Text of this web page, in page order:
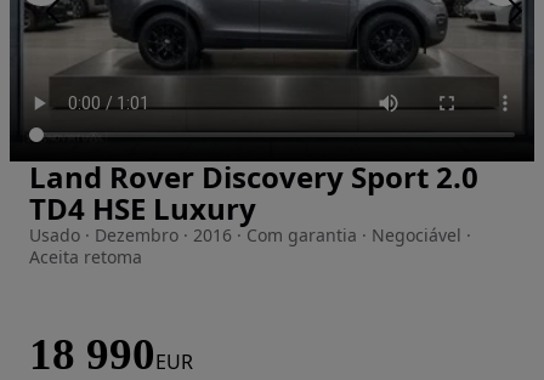
Imagem 1 de 43
Land Rover Discovery Sport 2.0
TD4 HSE Luxury
Usado · Dezembro · 2016 · Com garantia · Negociável ·
Aceita retoma
18 990EUR